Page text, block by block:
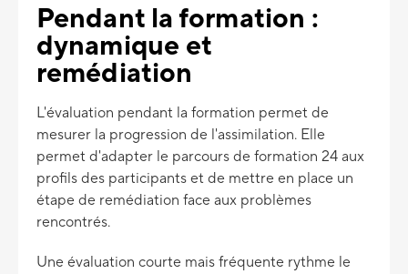
Pendant la formation :
dynamique et
remédiation
L'évaluation pendant la formation permet de
mesurer la progression de l'assimilation. Elle
permet d'adapter le parcours de formation 24 aux
profils des participants et de mettre en place un
étape de remédiation face aux problèmes
rencontrés.
Une évaluation courte mais fréquente rythme le